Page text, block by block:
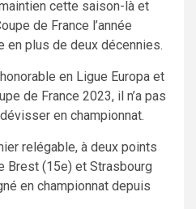
cette saison-là et
de France l’année
en plus de deux décennies.
en Ligue Europa et
de France 2023, il n’a pas
en championnat.
relégable, à deux points
Brest (15e) et Strasbourg
en championnat depuis